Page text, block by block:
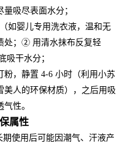
吸尽表面水分；
如婴儿专用洗衣液，温和无
处；② 用清水抹布反复轻
吸干水分；
粉，静置 4-6 小时（利用小苏
人的环保材质），之后用吸
性。
属性
使用后可能因潮气、汗液产